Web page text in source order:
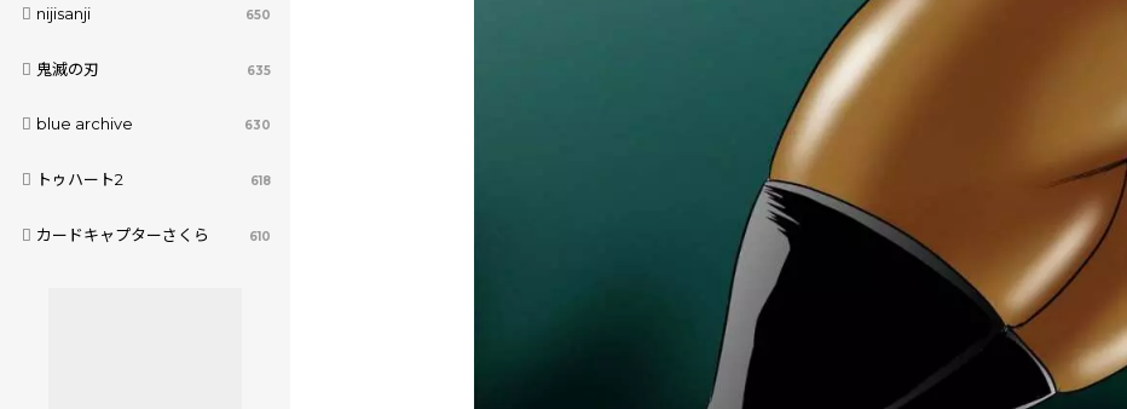
nijisanji 650
鬼滅の刃 635
blue archive 630
トゥハート2 618
カードキャプターさくら 610